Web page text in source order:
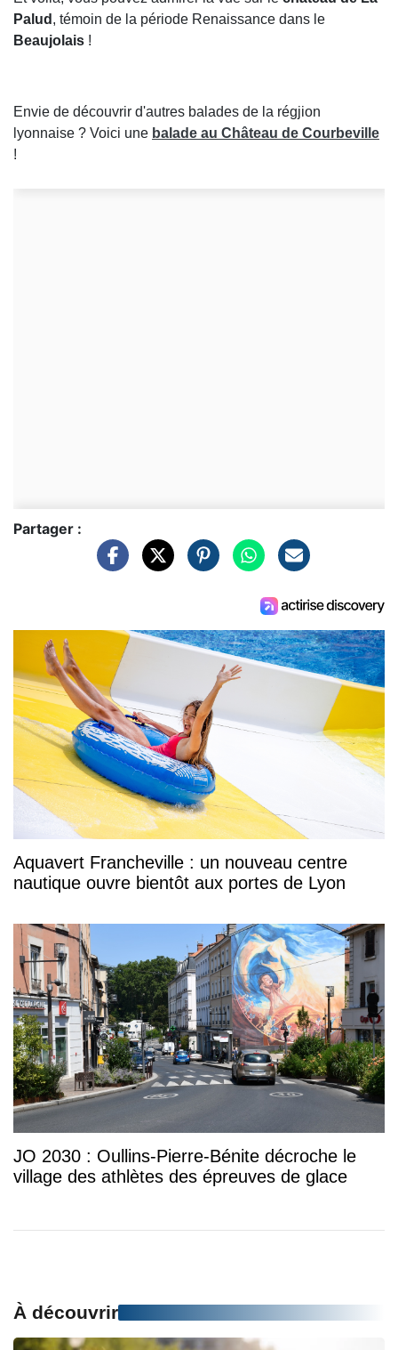
Palud , témoin de la période Renaissance dans le
Beaujolais !
Envie de découvrir d'autres balades de la régjion
lyonnaise ? Voici une balade au Château de Courbeville
!
Partager :
Aquavert Francheville : un nouveau centre
nautique ouvre bientôt aux portes de Lyon
JO 2030 : Oullins-Pierre-Bénite décroche le
village des athlètes des épreuves de glace
À découvrir